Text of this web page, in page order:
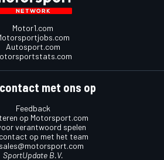
Motor1.com
Autosport.com
met ons op
Feedback
op Motorsport.com
verantwoord spelen
op met het team
SportUpdate B.V.